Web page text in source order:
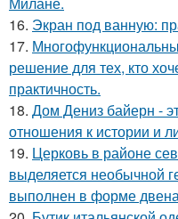
16. Экран под ванную:
17.
решение для тех, кто
практичность.
18. Дом Дениз байерн -
отношения к истории и
19. Церковь в районе
выделяется необычной
выполнен в форме